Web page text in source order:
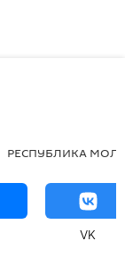
РЕСПУБЛИКА
VK